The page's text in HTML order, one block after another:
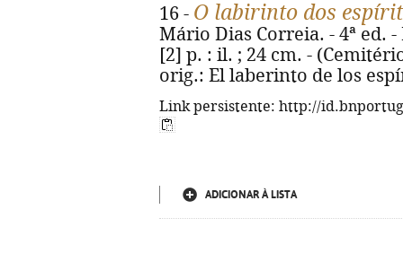
16 - O labirinto dos
Mário Dias Correia. - 4ª ed.
[2] p. : il. ; 24 cm. -
orig.: El laberinto de los
Link persistente: http://
ADICIONAR À LISTA